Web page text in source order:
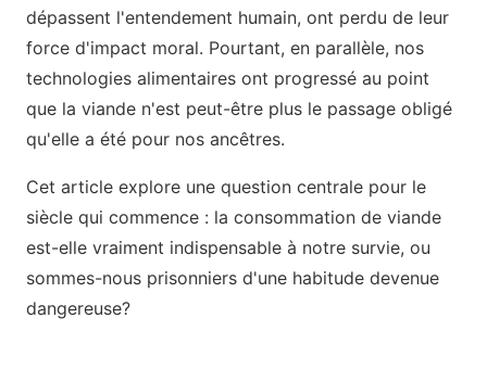
dépassent l'entendement humain, ont perdu de leur
force d'impact moral. Pourtant, en parallèle, nos
technologies alimentaires ont progressé au point
que la viande n'est peut-être plus le passage obligé
qu'elle a été pour nos ancêtres.
Cet article explore une question centrale pour le
siècle qui commence : la consommation de viande
est-elle vraiment indispensable à notre survie, ou
sommes-nous prisonniers d'une habitude devenue
dangereuse?